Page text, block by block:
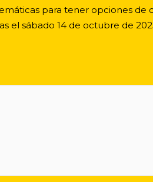
para tener opciones de
el sábado 14 de octubre de